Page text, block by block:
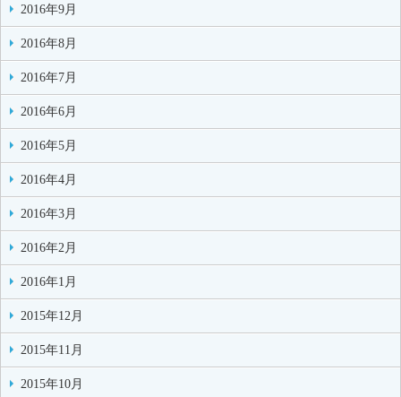
2016年9月
2016年8月
2016年7月
2016年6月
2016年5月
2016年4月
2016年3月
2016年2月
2016年1月
2015年12月
2015年11月
2015年10月